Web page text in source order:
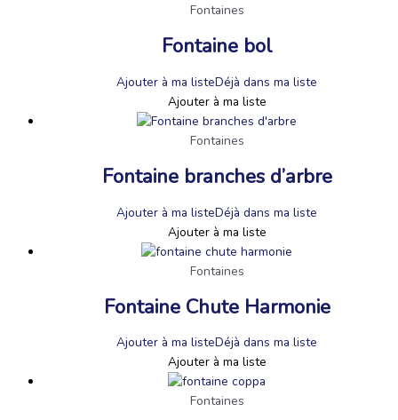
Fontaines
Fontaine bol
Ajouter à ma listeDéjà dans ma liste
Ajouter à ma liste
Fontaines
Fontaine branches d’arbre
Ajouter à ma listeDéjà dans ma liste
Ajouter à ma liste
Fontaines
Fontaine Chute Harmonie
Ajouter à ma listeDéjà dans ma liste
Ajouter à ma liste
Fontaines